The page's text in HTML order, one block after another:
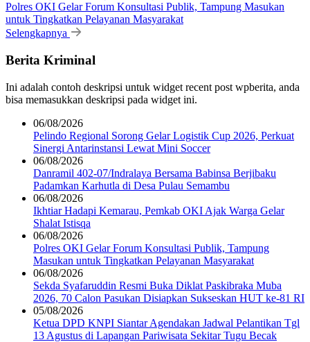
Polres OKI Gelar Forum Konsultasi Publik, Tampung Masukan
untuk Tingkatkan Pelayanan Masyarakat
Selengkapnya
Berita Kriminal
Ini adalah contoh deskripsi untuk widget recent post wpberita, anda
bisa memasukkan deskripsi pada widget ini.
06/08/2026
Pelindo Regional Sorong Gelar Logistik Cup 2026, Perkuat
Sinergi Antarinstansi Lewat Mini Soccer
06/08/2026
Danramil 402-07/Indralaya Bersama Babinsa Berjibaku
Padamkan Karhutla di Desa Pulau Semambu
06/08/2026
Ikhtiar Hadapi Kemarau, Pemkab OKI Ajak Warga Gelar
Shalat Istisqa
06/08/2026
Polres OKI Gelar Forum Konsultasi Publik, Tampung
Masukan untuk Tingkatkan Pelayanan Masyarakat
06/08/2026
Sekda Syafaruddin Resmi Buka Diklat Paskibraka Muba
2026, 70 Calon Pasukan Disiapkan Sukseskan HUT ke-81 RI
05/08/2026
Ketua DPD KNPI Siantar Agendakan Jadwal Pelantikan Tgl
13 Agustus di Lapangan Pariwisata Sekitar Tugu Becak